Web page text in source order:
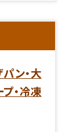
ン・大
・冷凍